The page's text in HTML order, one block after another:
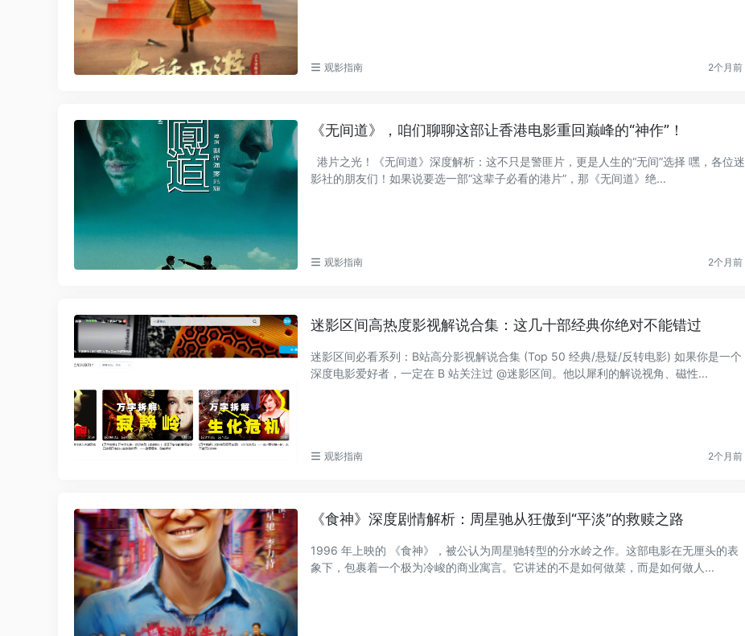
观影指南 2个月前
《无间道》，咱们聊聊这部让香港电影重回巅峰的“神作”！
港片之光！《无间道》深度解析：这不只是警匪片，更是人生的“无间”选择 嘿，各位迷
影社的朋友们！如果说要选一部“这辈子必看的港片”，那《无间道》绝...
观影指南 2个月前
迷影区间高热度影视解说合集：这几十部经典你绝对不能错过
迷影区间必看系列：B站高分影视解说合集 (Top 50 经典/悬疑/反转电影) 如果你是一个
深度电影爱好者，一定在 B 站关注过 @迷影区间。他以犀利的解说视角、磁性...
观影指南 2个月前
《食神》深度剧情解析：周星驰从狂傲到“平淡”的救赎之路
1996 年上映的 《食神》，被公认为周星驰转型的分水岭之作。这部电影在无厘头的表
象下，包裹着一个极为冷峻的商业寓言。它讲述的不是如何做菜，而是如何做人...